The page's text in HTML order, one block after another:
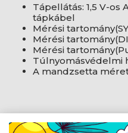
Tápellátás: 1,5 V-os
tápkábel
Mérési
Mérési
Mérési
Túlnyomásvédelmi
A mandzsetta
Kapcsolódó